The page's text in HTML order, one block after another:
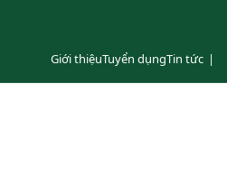
Giới thiệuTuyển dụngTin tức |